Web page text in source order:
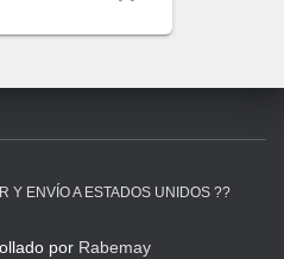
Y ENVÍO A ESTADOS UNIDOS ??
por Rabemay